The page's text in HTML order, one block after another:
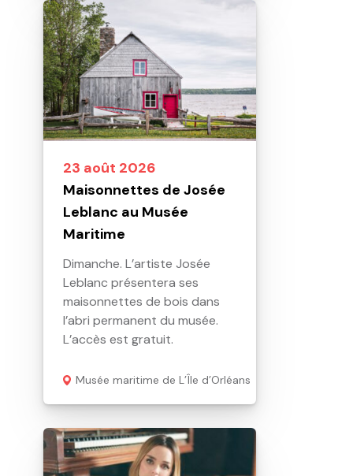
23 août 2026
Maisonnettes de Josée
Leblanc au Musée
Maritime
Dimanche. L’artiste Josée
Leblanc présentera ses
maisonnettes de bois dans
l’abri permanent du musée.
L’accès est gratuit.
Musée maritime de L’Île d’Orléans